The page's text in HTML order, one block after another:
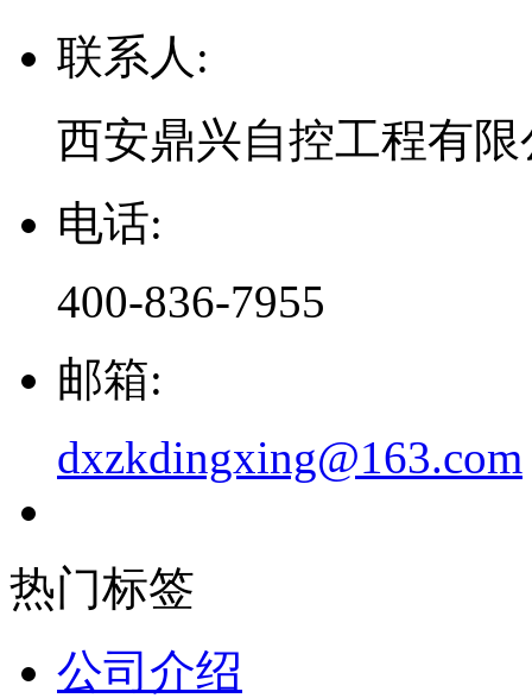
联系人:
西安鼎兴自控工程有限
电话:
400-836-7955
邮箱:
dxzkdingxing@163.com
热门标签
公司介绍